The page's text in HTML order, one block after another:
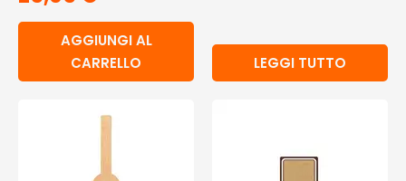
AGGIUNGI AL
CARRELLO
LEGGI TUTTO